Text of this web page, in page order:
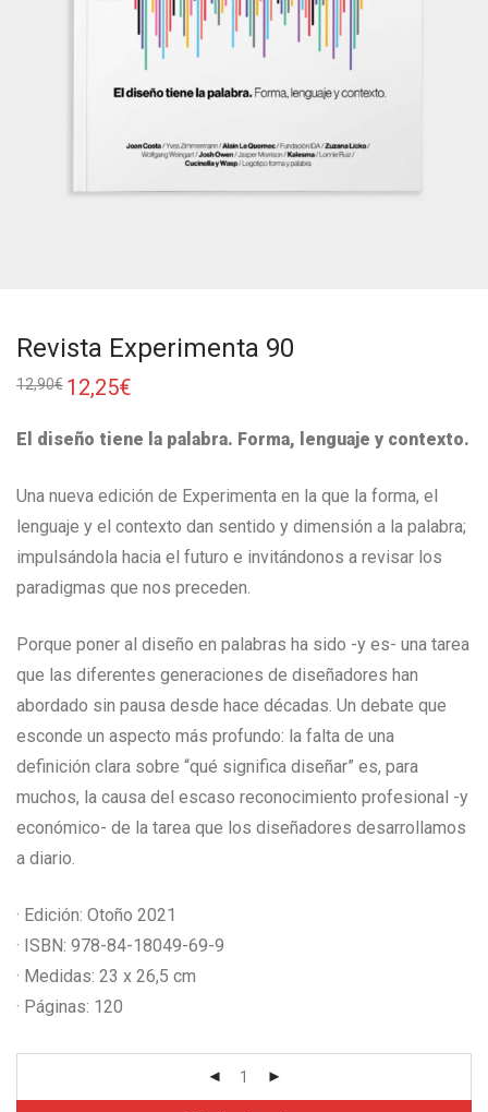
Revista Experimenta 90
12,90€ 12,25€
El diseño tiene la palabra. Forma, lenguaje y contexto.
Una nueva edición de Experimenta en la que la forma, el
lenguaje y el contexto dan sentido y dimensión a la palabra;
impulsándola hacia el futuro e invitándonos a revisar los
paradigmas que nos preceden.
Porque poner al diseño en palabras ha sido -y es- una tarea
que las diferentes generaciones de diseñadores han
abordado sin pausa desde hace décadas. Un debate que
esconde un aspecto más profundo: la falta de una
definición clara sobre “qué significa diseñar” es, para
muchos, la causa del escaso reconocimiento profesional -y
económico- de la tarea que los diseñadores desarrollamos
a diario.
· Edición: Otoño 2021
· ISBN: 978-84-18049-69-9
· Medidas: 23 x 26,5 cm
· Páginas: 120